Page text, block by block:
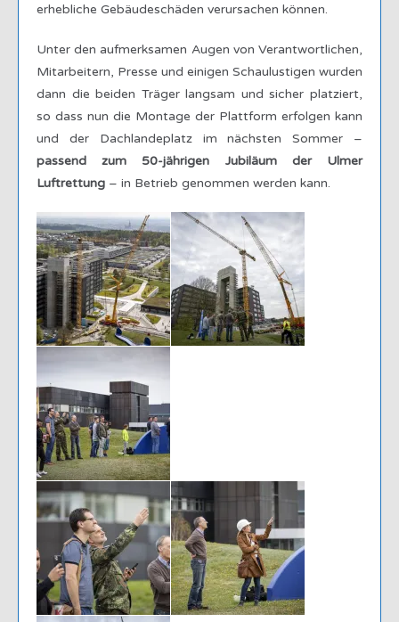
erhebliche Gebäudeschäden verursachen können.
Unter den aufmerksamen Augen von Verantwortlichen,
Mitarbeitern, Presse und einigen Schaulustigen wurden
dann die beiden Träger langsam und sicher platziert,
so dass nun die Montage der Plattform erfolgen kann
und der Dachlandeplatz im nächsten Sommer –
passend zum 50-jährigen Jubiläum der Ulmer
Luftrettung – in Betrieb genommen werden kann.